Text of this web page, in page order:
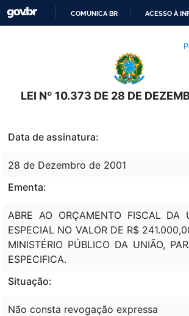
O
CONTEÚDO
COMUNICA BR ACESSO À
LEI Nº 10.373 DE 28 DE
Data de assinatura:
28 de Dezembro de 2001
Ementa:
ABRE AO ORÇAMENTO FISCAL DA
ESPECIAL NO VALOR DE R$
MINISTÉRIO PÚBLICO DA UNIÃO,
ESPECIFICA.
Situação:
Não consta revogação expressa